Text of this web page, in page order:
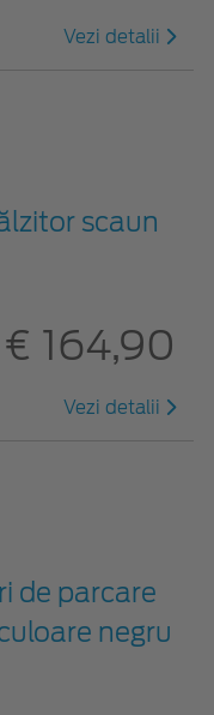
Vezi detalii
scaun
€ 164,90
Vezi detalii
de parcare
negru